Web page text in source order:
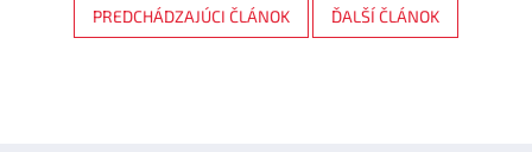
PREDCHÁDZAJÚCI ČLÁNOK ĎALŠÍ ČLÁNOK